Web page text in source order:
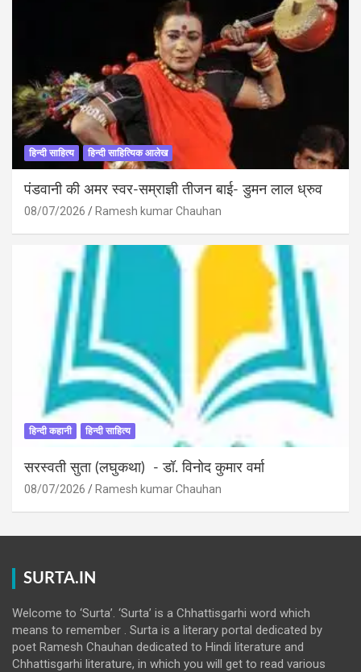
हिन्दी साहित्य हिन्दी साहित्यिक आलेख
पंडवानी की अमर स्वर-सम्राज्ञी तीजन बाई- डुमन लाल ध्रुव
08/07/2026 Ramesh kumar Chauhan
हिन्दी कहानी हिन्दी साहित्य
सरस्वती सुता (लघुकथा) ​- डॉ. विनोद कुमार वर्मा
08/07/2026 Ramesh kumar Chauhan
SURTA.IN
Welcome to ‘Surta’. ‘Surta’ is a Chhattisgarhi word which
means to remember . Surta is a literary portal dedicated by
poet Ramesh Chauhan dedicated to Hindi literature and
Chhattisgarhi literature, in which you will get to read various